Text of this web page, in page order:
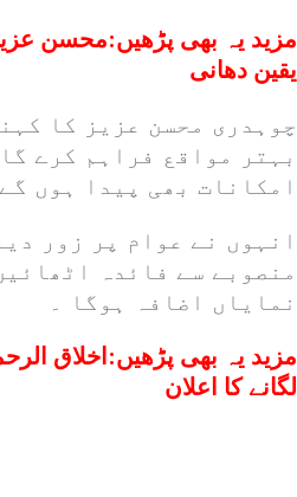
مزید یہ بھی پڑھیں:محسن
یقین دھانی
چوہدری محسن عزیز کا
بہتر مواقع فراہم کرے
امکانات بھی پیدا ہوں گے
انہوں نے عوام پر زور
منصوبے سے فائدہ
نمایاں اضافہ ہوگا ۔
مزید یہ بھی پڑھیں:
لگانے کا اعلان